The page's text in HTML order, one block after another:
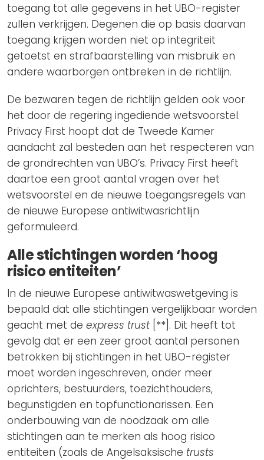
toegang tot alle gegevens in het UBO-register
zullen verkrijgen. Degenen die op basis daarvan
toegang krijgen worden niet op integriteit
getoetst en strafbaarstelling van misbruik en
andere waarborgen ontbreken in de richtlijn.
De bezwaren tegen de richtlijn gelden ook voor
het door de regering ingediende wetsvoorstel.
Privacy First hoopt dat de Tweede Kamer
aandacht zal besteden aan het respecteren van
de grondrechten van UBO’s. Privacy First heeft
daartoe een groot aantal vragen over het
wetsvoorstel en de nieuwe toegangsregels van
de nieuwe Europese antiwitwasrichtlijn
geformuleerd.
Alle stichtingen worden ‘hoog
risico entiteiten’
In de nieuwe Europese antiwitwaswetgeving is
bepaald dat alle stichtingen vergelijkbaar worden
geacht met de express trust[**]. Dit heeft tot
gevolg dat er een zeer groot aantal personen
betrokken bij stichtingen in het UBO-register
moet worden ingeschreven, onder meer
oprichters, bestuurders, toezichthouders,
begunstigden en topfunctionarissen. Een
onderbouwing van de noodzaak om alle
stichtingen aan te merken als hoog risico
entiteiten (zoals de Angelsaksische trusts